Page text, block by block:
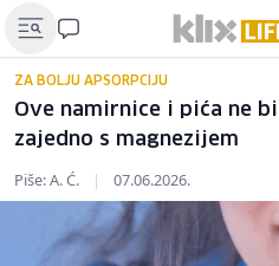
ZA BOLJU APSORPCIJU
Ove namirnice i pića ne
zajedno s magnezijem
Piše: A. Ć. | 07.06.2026.